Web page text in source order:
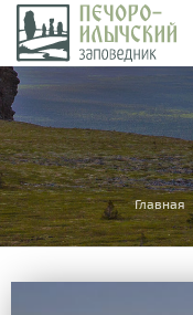
Вы
здесь
Главная